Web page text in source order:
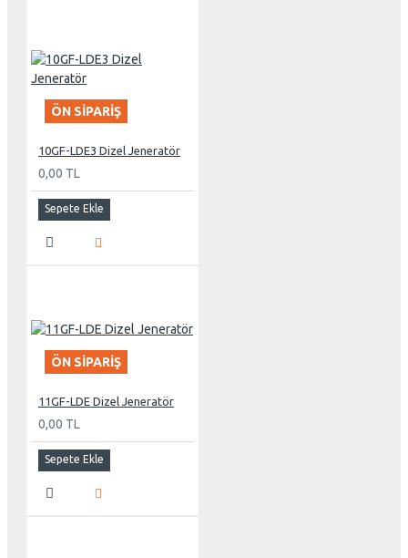
ÖN SIPARIŞ
10GF-LDE3 Dizel Jeneratör
0,00 TL
Sepete Ekle
ÖN SIPARIŞ
11GF-LDE Dizel Jeneratör
0,00 TL
Sepete Ekle